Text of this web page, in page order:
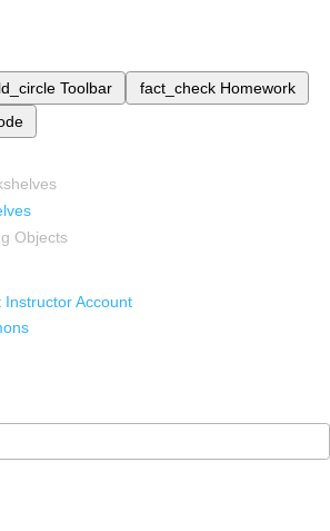
Toolbar fact_check Homework
Objects
Instructor Account